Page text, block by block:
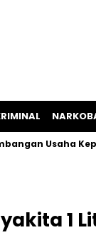
Kepada
1